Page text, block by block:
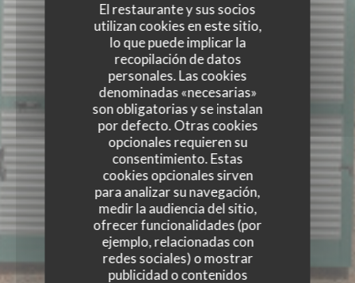
El restaurante y sus socios
utilizan cookies en este sitio,
lo que puede implicar la
recopilación de datos
personales. Las cookies
denominadas «necesarias»
son obligatorias y se instalan
por defecto. Otras cookies
opcionales requieren su
consentimiento. Estas
cookies opcionales sirven
para analizar su navegación,
medir la audiencia del sitio,
ofrecer funcionalidades (por
ejemplo, relacionadas con
redes sociales) o mostrar
publicidad o contenidos